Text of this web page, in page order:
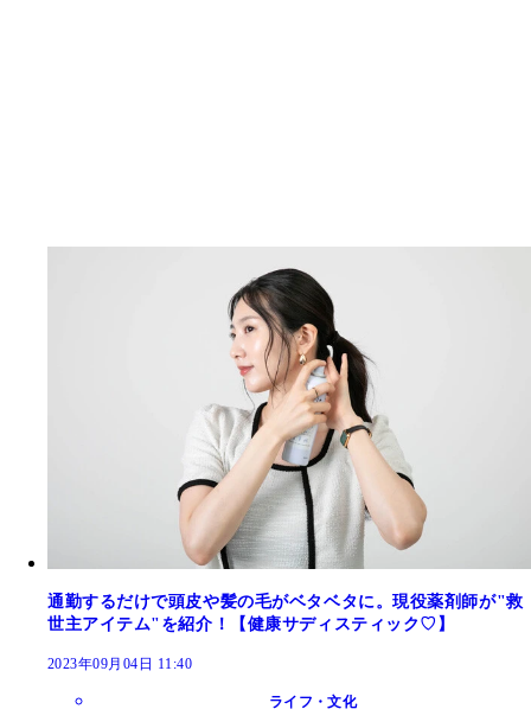
通勤するだけで頭皮や髪の毛がベタベタに。現役薬剤師が"救
世主アイテム"を紹介！【健康サディスティック♡】
2023年09月04日 11:40
ライフ・文化